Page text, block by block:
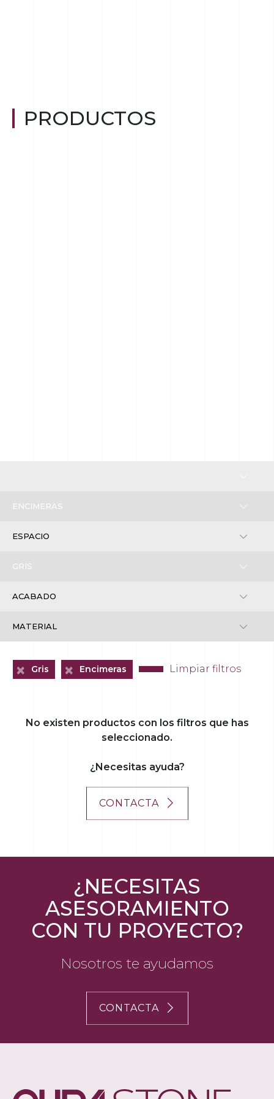
PRODUCTOS
+Gris +Encimeras + Limpiar filtros
No existen productos con los filtros que has
seleccionado.
¿Necesitas ayuda?
CONTACTA
¿NECESITAS
ASESORAMIENTO
CON TU PROYECTO?
Nosotros te ayudamos
CONTACTA